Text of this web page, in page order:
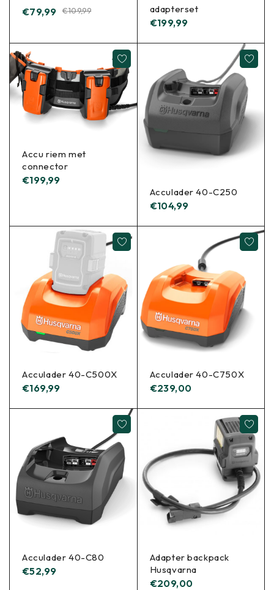
€109,99
€79,99
adapterset
€199,99
Accu riem met
connector
€199,99
Acculader 40-C250
€104,99
Acculader 40-C500X
€169,99
Acculader 40-C750X
€239,00
Acculader 40-C80
€52,99
Adapter backpack
Husqvarna
€209,00